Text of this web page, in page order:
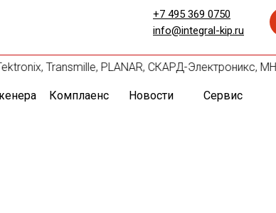
+7 495 369 0750
info@integral-kip.ru
Transmille, PLANAR, СКАРД-Электроникс,
Комплаенс Новости Сервис